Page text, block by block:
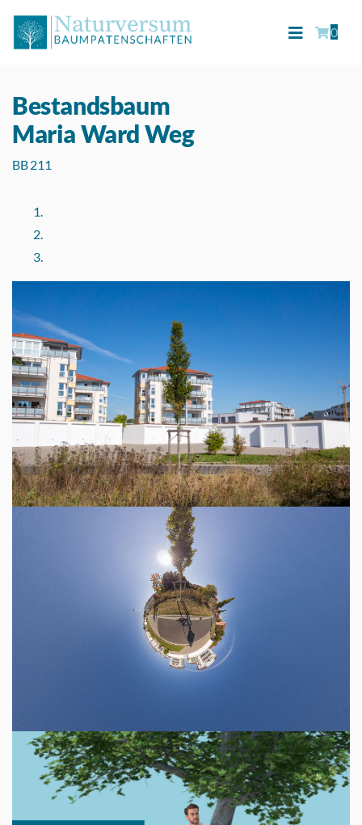
0
Bestandsbaum
Maria Ward Weg
BB 211